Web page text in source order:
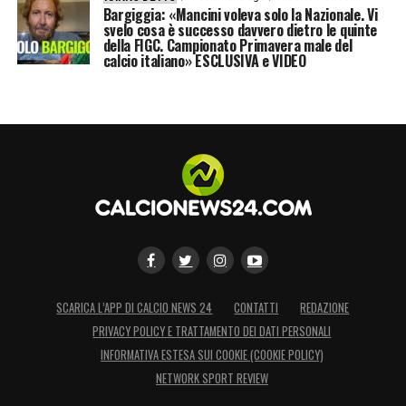
Bargiggia: «Mancini voleva solo la Nazionale. Vi
svelo cosa è successo davvero dietro le quinte
della FIGC. Campionato Primavera male del
calcio italiano» ESCLUSIVA e VIDEO
SCARICA L’APP DI CALCIO NEWS 24 CONTATTI
REDAZIONE
PRIVACY POLICY E TRATTAMENTO DEI DATI PERSONALI
INFORMATIVA ESTESA SUI COOKIE (COOKIE POLICY)
NETWORK SPORT REVIEW